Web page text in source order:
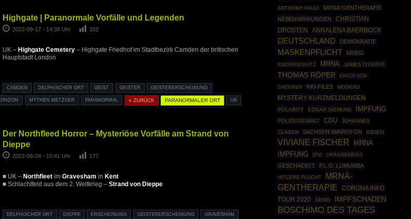
Highgate | Paranormale Vorfälle und Legenden
2022-09-17 - 14:38 Uhr 162
UK – Highgate Cemetery– Highgate Friedhof im Stadtbezirk Camden der britischen
Hauptstadt London
CAMDEN DELPHISCHER ORT GEIST GEISTER GEISTERERSCHEINUNG
LONDON MYTHEN METZGER PARANORMAL « ZURÜCK PARANORMALER ORT UK
Der Northfleed Horror – Mysteriöse Vorfälle am Strand von
Dieppe
2022-06-24 - 15:41 Uhr 177
■ UK – Northfleetim Gravesham in Kent
■ Schlachtfeld aus dem 2. Weltkrieg – Strand von Dieppe
DELPHISCHER ORT DIEPPE ERSCHEINUNG GEISTERERSCHEINUNG GRAVESHAM
ANTHONY FAUCI
MRNA-GENTHERAPIE
NEBENWIRKUNGEN
CHRISTIAN
DROSTEN
ANNALENA BAERBOCK
DEUTSCHLAND DEMOKRATIE
MASKENPFLICHT KRIEG
KINDERSCHUTZ MRNA JAMES O'KEEFE
THOMAS RÖPER ERICH VON
DAENIKEN RKI-FILES MOSKAU
MYSTERY KURZMELDUNGEN
POLARITY EDGAR SIEMUND IMPFUNG
POLIZEIGEWALT CDU
JOHANNES
CLASEN
SACHSEN-MIKROFON INDIEN
VIVIANE FISCHER
MRNA
IMPFUNG
DIVI UKRAINEKRIEG
GESCHÄDIGT P.L.O. LUMUMBA
HITLERS FLUCHT
MRNA-
GENTHERAPIE
CORONA INFO
TOUR 2020
DEMO IMPFSCHADEN
BOSCHIMO DES TAGES